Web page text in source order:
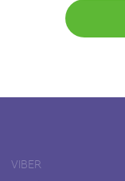
VIBER